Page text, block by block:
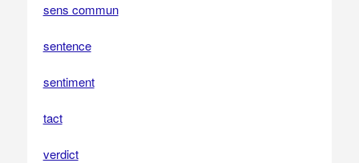
sens commun
sentence
sentiment
tact
verdict